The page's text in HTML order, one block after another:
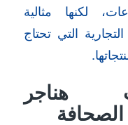
لكنها مثالية
التي تحتاج
هناجر